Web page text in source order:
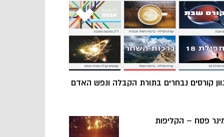
קורסים נבחרים בתורת הקבלה ונפש האדם
פסח – הקליפות